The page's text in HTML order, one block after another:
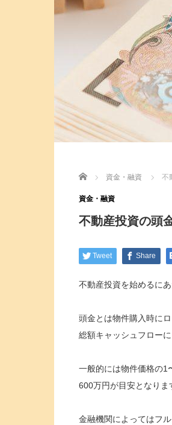
Home 資金・融資 不
資金・融資
不動産投資の頭
Tweet Share
不動産投資を始めるに
頭金とは物件購入時に
総額キャッシュフロー
一般的には物件価格の1
600万円が目安となりま
金融機関によってはフ